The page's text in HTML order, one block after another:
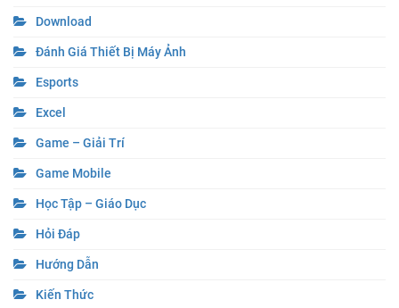
Download
Đánh Giá Thiết Bị Máy Ảnh
Esports
Excel
Game – Giải Trí
Game Mobile
Học Tập – Giáo Dục
Hỏi Đáp
Hướng Dẫn
Kiến Thức